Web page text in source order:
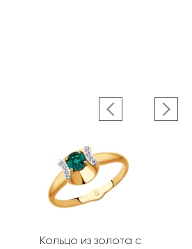
Кольцо из золота с